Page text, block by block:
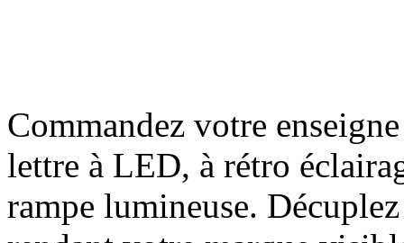
Commandez votre
lettre à LED, à rétro
rampe lumineuse.